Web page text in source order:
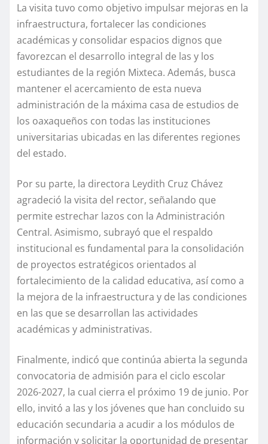
La visita tuvo como objetivo impulsar mejoras en la
infraestructura, fortalecer las condiciones
académicas y consolidar espacios dignos que
favorezcan el desarrollo integral de las y los
estudiantes de la región Mixteca. Además, busca
mantener el acercamiento de esta nueva
administración de la máxima casa de estudios de
los oaxaqueños con todas las instituciones
universitarias ubicadas en las diferentes regiones
del estado.
Por su parte, la directora Leydith Cruz Chávez
agradeció la visita del rector, señalando que
permite estrechar lazos con la Administración
Central. Asimismo, subrayó que el respaldo
institucional es fundamental para la consolidación
de proyectos estratégicos orientados al
fortalecimiento de la calidad educativa, así como a
la mejora de la infraestructura y de las condiciones
en las que se desarrollan las actividades
académicas y administrativas.
Finalmente, indicó que continúa abierta la segunda
convocatoria de admisión para el ciclo escolar
2026-2027, la cual cierra el próximo 19 de junio. Por
ello, invitó a las y los jóvenes que han concluido su
educación secundaria a acudir a los módulos de
información y solicitar la oportunidad de presentar